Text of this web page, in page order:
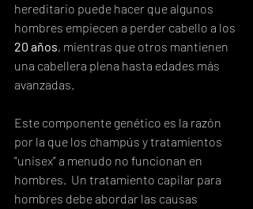
hereditario puede hacer que algunos
hombres empiecen a perder cabello a los
20 años, mientras que otros mantienen
una cabellera plena hasta edades más
avanzadas.
Este componente genético es la razón
por la que los champús y tratamientos
"unisex" a menudo no funcionan en
hombres.  Un tratamiento capilar para
hombres debe abordar las causas